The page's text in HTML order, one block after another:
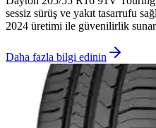
sessiz sürüş ve yakıt tasarrufu
2024 üretimi ile güvenilirlik
Daha fazla bilgi edinin